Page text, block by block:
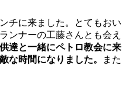
チに来ました。とてもおい
ンナーの工藤さんとも会え
達と一緒にペトロ教会に来
な時間になりました。
また